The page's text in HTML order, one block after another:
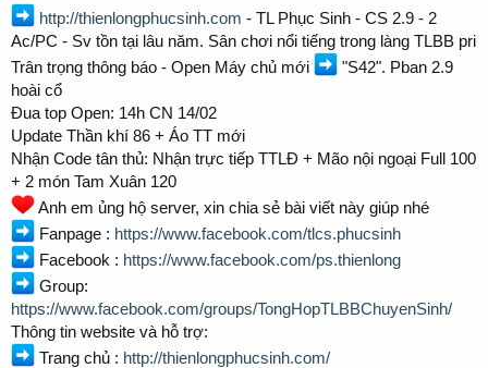
a
r
t
e
r
e
http://thienlongphucsinh.com - TL Phục Sinh - CS 2.9 - 2
Ac/PC - Sv tồn tại lâu năm. Sân chơi nổi tiếng trong làng TLBB pri
Trân trọng thông báo - Open Máy chủ mới
"S42". Pban 2.9
hoài cổ
Đua top Open: 14h CN 14/02
Update Thần khí 86 + Áo TT mới
Nhận Code tân thủ: Nhận trực tiếp TTLĐ + Mão nội ngoại Full 100
+ 2 món Tam Xuân 120
Anh em ủng hộ server, xin chia sẻ bài viết này giúp nhé
Fanpage : https://www.facebook.com/tlcs.phucsinh
Facebook : https://www.facebook.com/ps.thienlong
Group:
https://www.facebook.com/groups/TongHopTLBBChuyenSinh/
Thông tin website và hỗ trợ:
Trang chủ : http://thienlongphucsinh.com/